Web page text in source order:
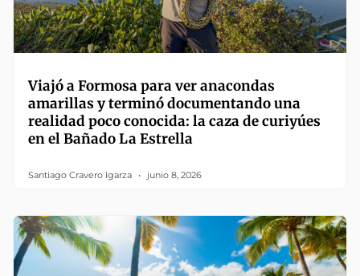
Viajó a Formosa para ver anacondas
amarillas y terminó documentando una
realidad poco conocida: la caza de curiyúes
en el Bañado La Estrella
Santiago Cravero Igarza junio 8, 2026